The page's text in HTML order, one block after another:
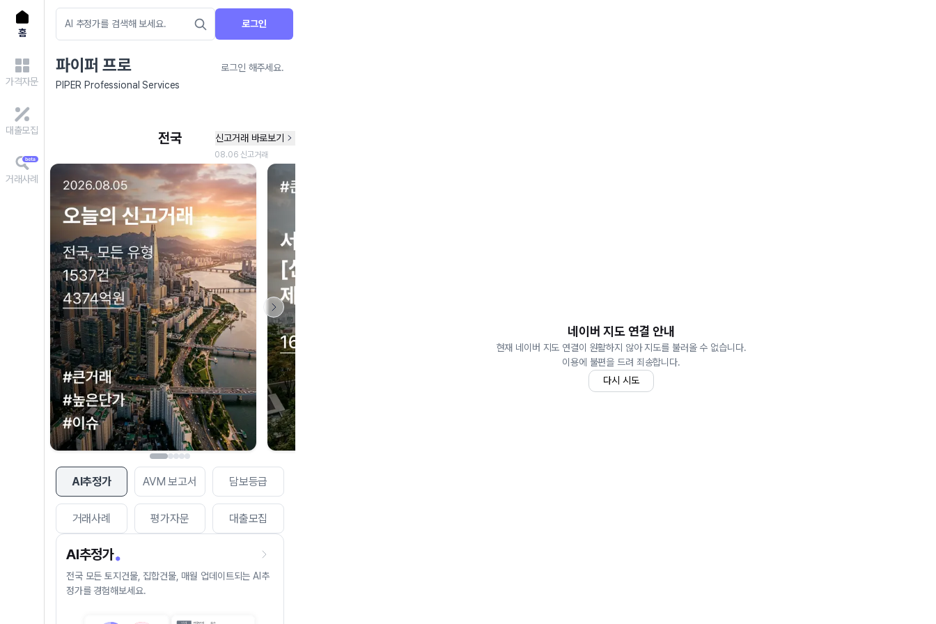
홈
가격자문
대출모집
거래사례
로그인
파이퍼 프로
로그인 해주세요.
PIPER Professional Services
AI추정가 AVM 보고서 담보등급
거래사례 평가자문 대출모집
AI추정가
전국 모든 토지건물, 집합건물, 매월 업데이트되는 AI추
정가를 경험해보세요.
네이버 지도 연결 안내
현재 네이버 지도 연결이 원활하지 않아 지도를 불러올 수 없습니다.
이용에 불편을 드려 죄송합니다.
다시 시도